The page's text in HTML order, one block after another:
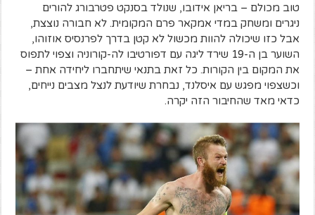
טוב מכולם – בריאן אידובו, שנולד בסנקט פטרבורג להורים
ניגרים ומשחק במדי אמקאר פרם המקומית. לא חבורה נוצצת,
אבל כזו שיכולה להוות מכשול לא קטן בדרך לפרנסיס אוזוהו,
השוער בן ה-19 שירד ליגה עם דפורטיבו לה-קורוניה וצפוי לתפוס
את המקום בין הקורות. כל זאת בתנאי שיתחברו ליחידה אחת –
וכשצפוי מפגש עם איסלנד, נבחרת שיודעת לנצל מצבים נייחים,
כדאי מאד שהחיבור הזה יקרה.